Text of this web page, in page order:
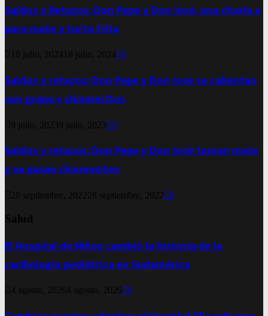
Saldos y Retazos: Don Pepe y Don José, una charla a
puro mate y torta frita
18 julio, 2024 18 julio, 2024 0
Saldos y retazos: Don Pepe y Don José se calientan
con grapa y chismecitos
9 julio, 20239 julio, 2023 0
Saldos y retazos: Don Pepe y Don José toman mate
y se pasan chismecitos
28 septiembre, 2022 28 septiembre, 2022 0
Salud
El Hospital de Niños cambió la historia de la
cardiología pediátrica en Sudamérica
4 agosto, 20264 agosto, 2026 0